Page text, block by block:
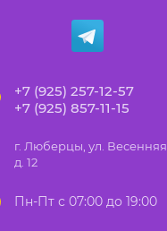
+7 (925) 257-12-57
+7 (925) 857-11-15
г. Люберцы, ул. Весенняя,
д. 12
Пн-Пт с 07:00 до 19:00